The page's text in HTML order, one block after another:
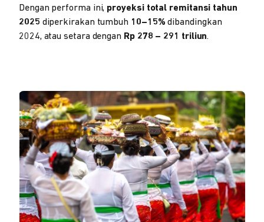
Dengan performa ini, proyeksi total remitansi tahun
2025 diperkirakan tumbuh 10–15% dibandingkan
2024, atau setara dengan Rp 278 – 291 triliun.